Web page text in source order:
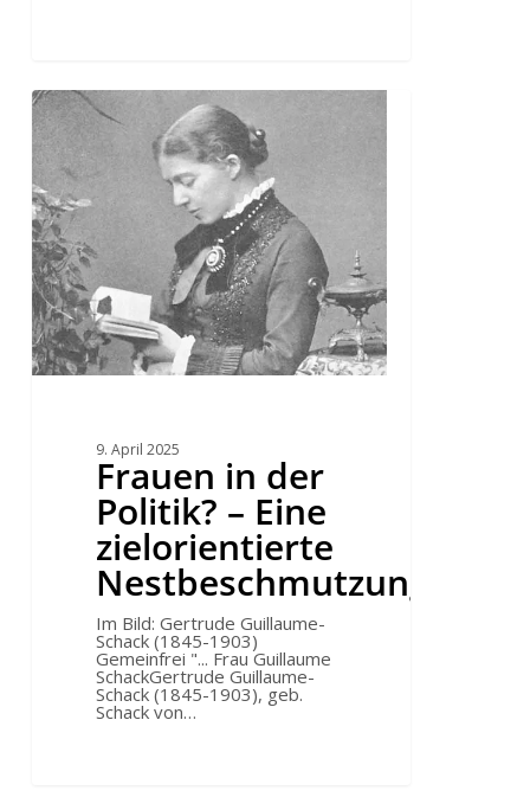
Frauen
in
der
Politik?
–
Eine
zielorientierte
Nestbeschmutzung
9. April 2025
Frauen in der
Politik? – Eine
zielorientierte
Nestbeschmutzung
Im Bild: Gertrude Guillaume-
Schack (1845-1903)
Gemeinfrei "... Frau Guillaume
SchackGertrude Guillaume-
Schack (1845-1903), geb.
Schack von…